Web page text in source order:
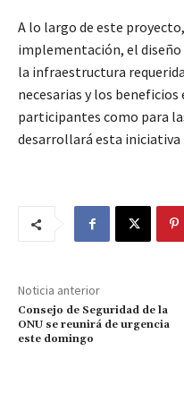
A lo largo de este
implementación, el
la infraestructura
necesarias y los
participantes como para
desarrollará esta
Noticia anterior
Consejo de Seguridad de la
ONU se reunirá de urgencia
este domingo